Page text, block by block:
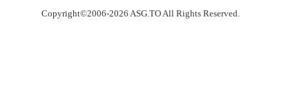
Copyright©2006-2026 ASG.TO All Rights Reserved.